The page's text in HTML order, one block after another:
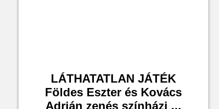
LÁTHATATLAN JÁTÉK
Földes Eszter és Kovács
Adrián zenés színházi ...